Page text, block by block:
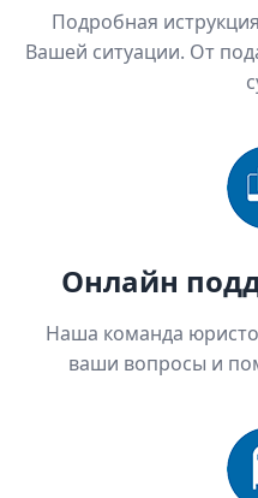
Подробная
Вашей ситуации. От
Онлайн
Наша команда
ваши вопросы и